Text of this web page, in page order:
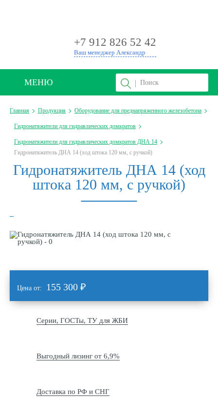
+7 912 826 52 42
Ваш менеджер Александр
МЕНЮ
Главная Продукция Оборудование для преднапряженного железобетона
Гидронатяжители для гидравлических домкратов
Гидронатяжители для гидравлических домкратов ДНА 14
Гидронатяжитель ДНА 14 (ход штока 120 мм, с ручкой)
Гидронатяжитель ДНА 14 (ход
штока 120 мм, с ручкой)
Цена от: 155 300 ₽
Серии, ГОСТы, ТУ для ЖБИ
Выгодный лизинг от 6,9%
Доставка по РФ и СНГ